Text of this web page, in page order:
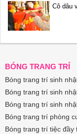
Cô dâu
BÓNG TRANG TRÍ
Bóng trang trí sinh
Bóng trang trí sinh
Bóng trang trí sinh
Bóng trang trí phòng
Bóng trang trí tiệc đầy